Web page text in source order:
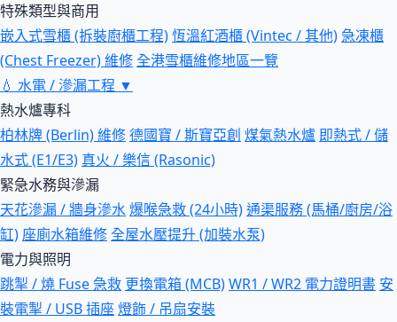
特殊類型與商用
嵌入式雪櫃 (拆裝廚櫃工程)恆溫紅酒櫃 (Vintec / 其他)急凍櫃
(Chest Freezer) 維修全港雪櫃維修地區一覽
💧 水電 / 滲漏工程 ▼
熱水爐專科
柏林牌 (Berlin) 維修德國寶 / 斯寶亞創 煤氣熱水爐 即熱式 / 儲
水式 (E1/E3) 真火 / 樂信 (Rasonic)
緊急水務與滲漏
天花滲漏 / 牆身滲水爆喉急救 (24小時)通渠服務 (馬桶/廚房/浴
缸) 座廁水箱維修全屋水壓提升 (加裝水泵)
電力與照明
跳掣 / 燒 Fuse 急救 更換電箱 (MCB)WR1 / WR2 電力證明書 安
裝電掣 / USB 插座燈飾 / 吊扇安裝